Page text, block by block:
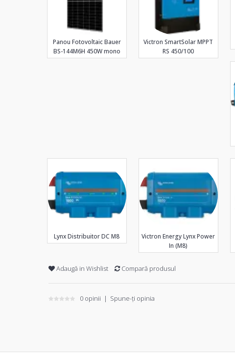
Panou Fotovoltaic Bauer
BS-144M6H 450W mono
Victron SmartSolar MPPT
RS 450/100
Lynx Distribuitor DC M8
Victron Energy Lynx Power
In (M8)
Adaugă in Wishlist Compară produsul
0 opinii | Spune-ţi opinia